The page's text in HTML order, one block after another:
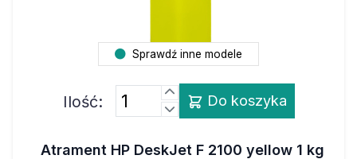
Sprawdź inne modele
Ilość: Do koszyka
Atrament HP DeskJet F 2100 yellow 1 kg